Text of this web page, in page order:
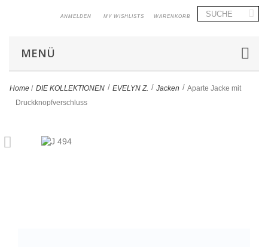
WARENKORB
MY WISHLISTS
ANMELDEN
MENÜ
Home / DIE KOLLEKTIONEN > EVELYN Z. > Jacken > Aparte Jacke mit
Druckknopfverschluss